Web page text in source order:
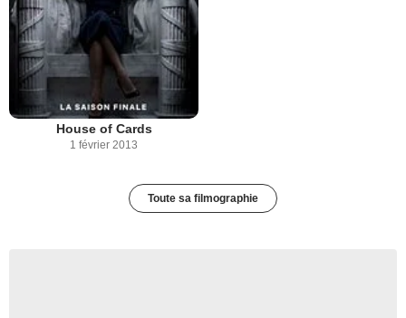
House of Cards
1 février 2013
Toute sa filmographie